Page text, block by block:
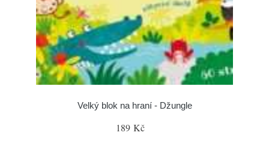
Velký blok na hraní - Džungle
189 Kč